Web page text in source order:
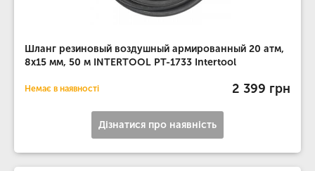
Шланг резиновый воздушный армированный 20 атм,
8x15 мм, 50 м INTERTOOL PT-1733 Intertool
Немає в наявності 2 399 грн
Дізнатися про наявність